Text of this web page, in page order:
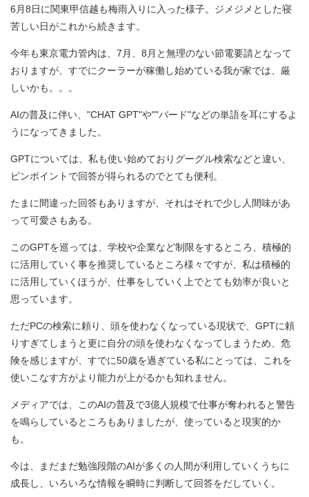
6月8日に関東甲信越も梅雨入りに入った様子。ジメジメとした寝
苦しい日がこれから続きます。
今年も東京電力管内は、7月、8月と無理のない節電要請となって
おりますが、すでにクーラーが稼働し始めている我が家では、厳
しいかも。。。
AIの普及に伴い、"CHAT GPT"や""バード"などの単語を耳にするよ
うになってきました。
GPTについては、私も使い始めておりグーグル検索などと違い、
ピンポイントで回答が得られるのでとても便利。
たまに間違った回答もありますが、それはそれで少し人間味があ
って可愛さもある。
このGPTを巡っては、学校や企業など制限をするところ、積極的
に活用していく事を推奨しているところ様々ですが、私は積極的
に活用していくほうが、仕事をしていく上でとても効率が良いと
思っています。
ただPCの検索に頼り、頭を使わなくなっている現状で、GPTに頼
りすぎてしまうと更に自分の頭を使わなくなってしまうため、危
険を感じますが、すでに50歳を過ぎている私にとっては、これを
使いこなす方がより能力が上がるかも知れません。
メディアでは、このAIの普及で3億人規模で仕事が奪われると警告
を鳴らしているところもありましたが、使っていると現実的か
も。
今は、まだまだ勉強段階のAIが多くの人間が利用していくうちに
成長し、いろいろな情報を瞬時に判断して回答をだしていく。